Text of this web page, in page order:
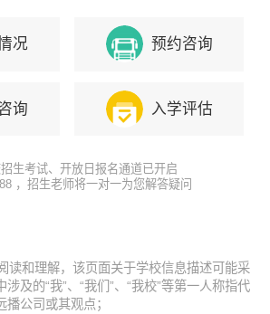
况 预约咨询
询 入学评估
生考试、开放日报名通道已开启
，招生老师将一对一为您解答疑问
读和理解，该页面关于学校信息描述可能采
及的“我”、“我们”、“我校”等第一人称指代
公司或其观点；